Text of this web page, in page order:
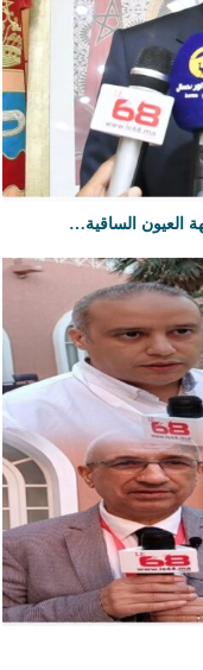
الساقية…